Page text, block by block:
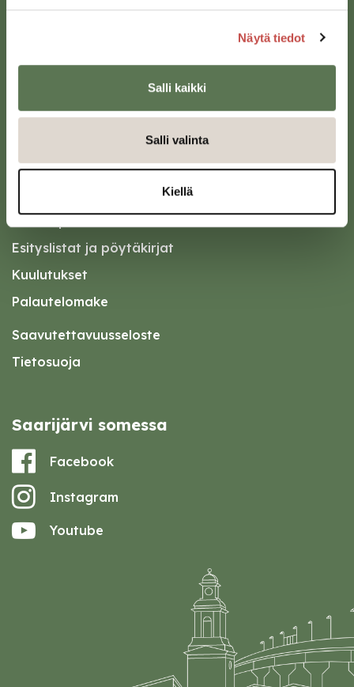
Näytä tiedot
Salli kaikki
Salli valinta
Kiellä
Karttapalvelu
Kotiin meille Saarijärvelle
Esityslistat ja pöytäkirjat
Kuulutukset
Palautelomake
Saavutettavuusseloste
Tietosuoja
Saarijärvi somessa
Facebook
Instagram
Youtube